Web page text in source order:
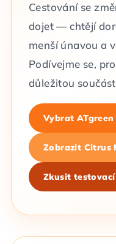
Cestování se
dojet — chtějí
menší únavou a
Podívejme se,
důležitou
Vybrat
Zobrazit Citrus
Zkusit testovací